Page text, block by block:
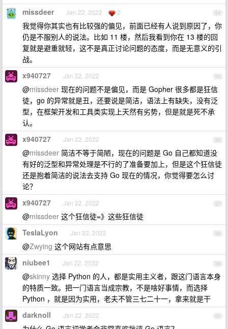
54
missdeer Jan 22, 2022 2
我觉得你其实也有比较强的偏见，前面已经有人说到原因了，你
仍是不服别人的说法。比如 11 楼，然后我看到你在 13 楼的回
复就是避重就轻，这不是真正讨论问题的态度，而是无意义的引
战。
55
x940727 Jan 22, 2022
@missdeer 现在的问题不是偏见，而是 Gopher 很多都是狂信
徒，go 的异常就是丑，还要说是简洁，语法上有缺失，没有泛
型，在框架开发和工具类实现上天然有劣势，但是就是死不承
认。
56
x940727 Jan 22, 2022
@missdeer 简洁不等于简陋，现在的问题是 Go 自己都知道没
有好的泛型和异常处理是不行的了准备要加上，但是这个狂信徒
还是抱着简洁的说法去支持 Go 现在的情况，你觉得要怎么讨
论？
57
x940727 Jan 22, 2022
@missdeer 这个狂信徒=》这些狂信徒
58
TeslaLyon Jan 22, 2022
@Zwying 这个网站有点意思
59
niubee1 Jan 22, 2022
@skinny 选择 Python 的人，都是实用主义者，跟这门语言本身
的特质一致。把一门语言当成宗教，不是啥好事情，而选择
Python ，就是因为实用，老夫不管三七二十一，拿来就是干
60
darknoll Jan 22, 2022